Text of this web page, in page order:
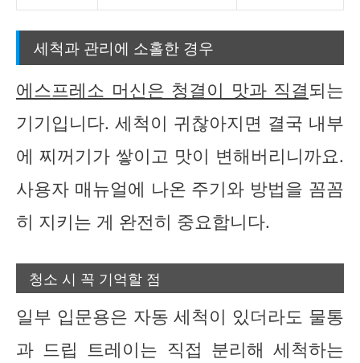
세척과 관리에 소홀한 경우
에스프레소 머신은 청결이 맛과 직결되는
기기입니다. 세척이 귀찮아지면 결국 내부
에 찌꺼기가 쌓이고 맛이 변해버리니까요.
사용자 매뉴얼에 나온 주기와 방법을 꼼꼼
히 지키는 게 완전히 중요합니다.
청소 시 꼭 기억할 점
일부 입문용은 자동 세척이 있더라도 물통
과 드립 트레이는 직접 분리해 세척하는